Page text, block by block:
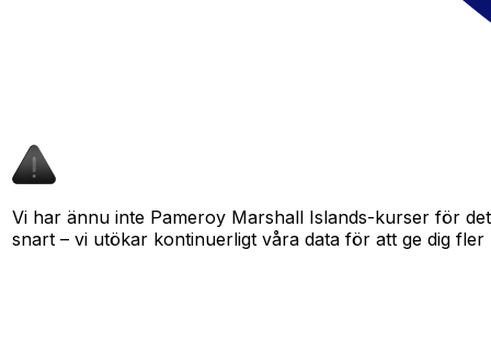
Vi har ännu inte Pameroy Marshall Islands-kurser för
snart – vi utökar kontinuerligt våra data för att ge dig fler